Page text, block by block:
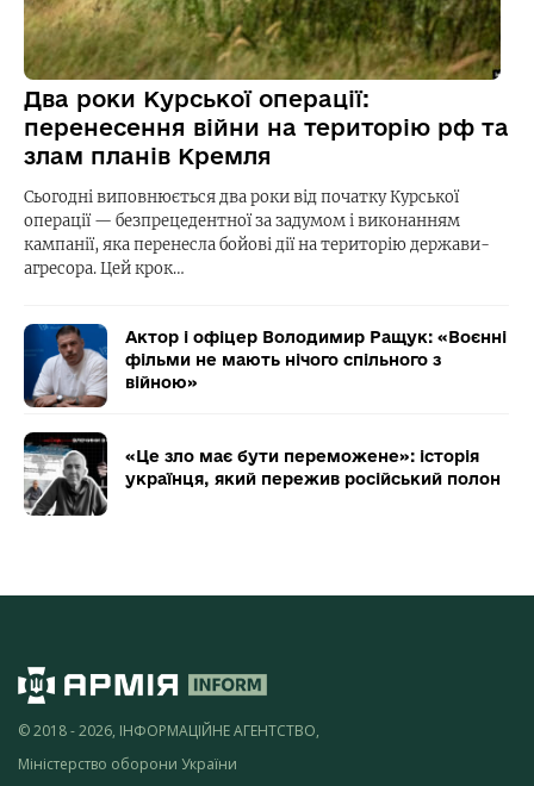
Два роки Курської операції:
перенесення війни на територію рф та
злам планів Кремля
Сьогодні виповнюється два роки від початку Курської
операції — безпрецедентної за задумом і виконанням
кампанії, яка перенесла бойові дії на територію держави-
агресора. Цей крок…
Актор і офіцер Володимир Ращук: «Воєнні
фільми не мають нічого спільного з
війною»
«Це зло має бути переможене»: історія
українця, який пережив російський полон
© 2018 - 2026, ІНФОРМАЦІЙНЕ АГЕНТСТВО,
Міністерство оборони України